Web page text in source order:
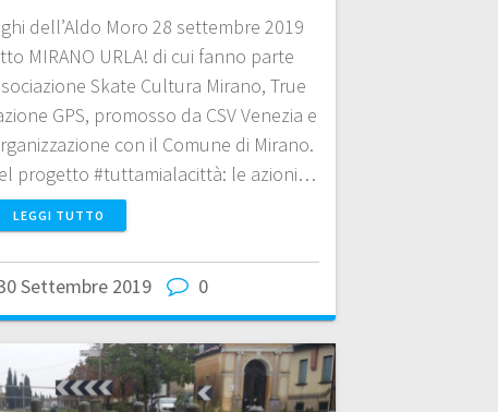
dell’Aldo Moro 28 settembre 2019
MIRANO URLA! di cui fanno parte
Skate Cultura Mirano, True
GPS, promosso da CSV Venezia e
con il Comune di Mirano.
progetto #tuttamialacittà: le azioni…
LEGGI TUTTO
Settembre 2019 0